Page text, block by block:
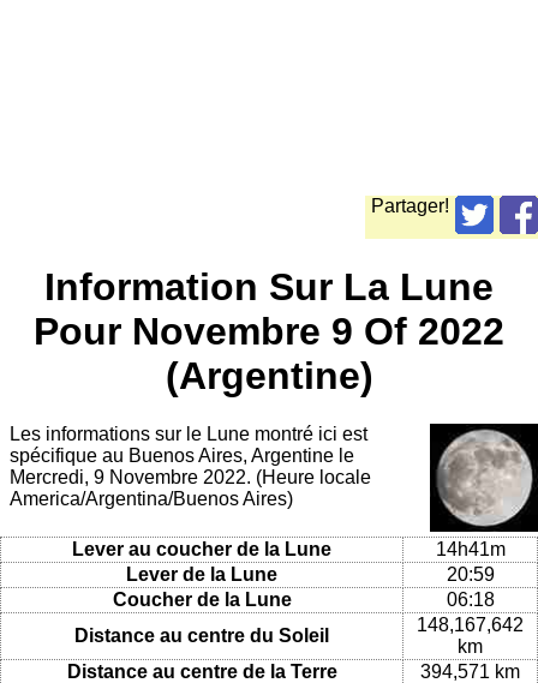
Partager!
Information Sur La Lune
Pour Novembre 9 Of 2022
(Argentine)
Les informations sur le Lune montré ici est
spécifique au Buenos Aires, Argentine le
Mercredi, 9 Novembre 2022. (Heure locale
America/Argentina/Buenos Aires)
Lever au coucher de la Lune
14h41m
Lever de la Lune
20:59
Coucher de la Lune
06:18
Distance au centre du Soleil
148,167,642
km
Distance au centre de la Terre
394,571 km